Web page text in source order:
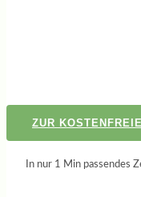
ZUR
In nur 1 Min passendes